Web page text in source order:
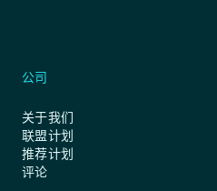
公司
关于我们
联盟计划
推荐计划
评论